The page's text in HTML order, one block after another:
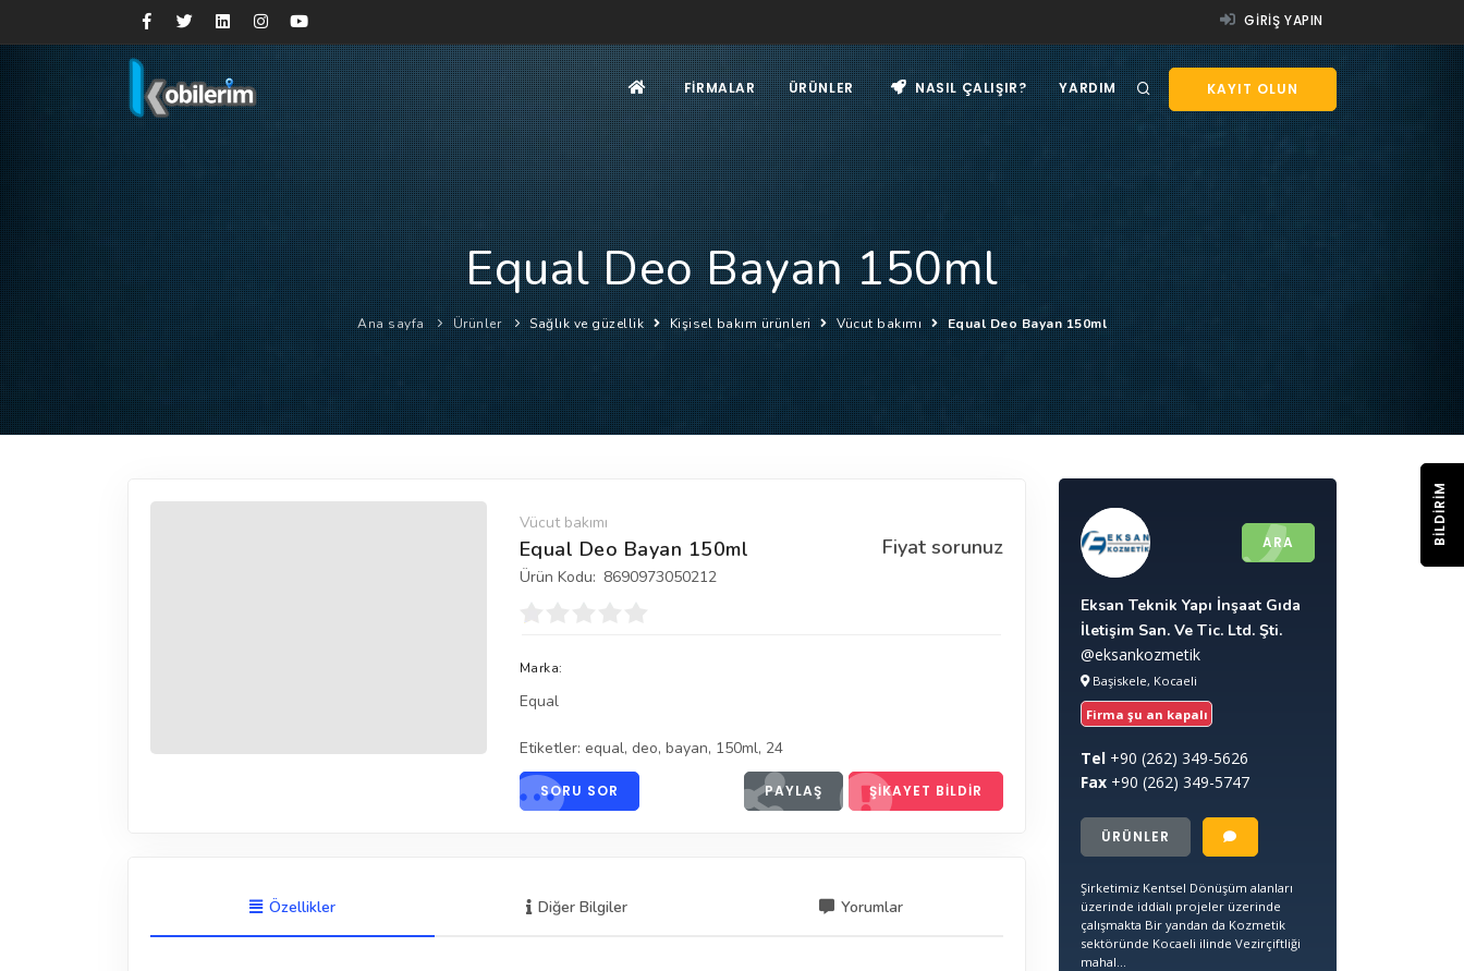
GIRIŞ YAPIN
KAYIT OLUN
FIRMALAR ÜRÜNLER NASIL ÇALIŞIR? YARDIM
Equal Deo Bayan 150ml
Ana sayfa Ürünler Sağlık ve güzellik Kişisel bakım ürünleri Vücut bakımı Equal Deo Bayan 150ml
Vücut bakımı
Fiyat sorunuz
Equal Deo Bayan 150ml
Ürün Kodu: 8690973050212
Marka:
Equal
Etiketler: equal, deo, bayan, 150ml, 24
SORU SOR PAYLAŞ ŞIKAYET BILDIR
Özellikler Diğer Bilgiler Yorumlar
ARA
Eksan Teknik Yapı İnşaat Gıda
İletişim San. Ve Tic. Ltd. Şti.
@eksankozmetik
Başiskele, Kocaeli
Firma şu an kapalı
Tel +90 (262) 349-5626
Fax +90 (262) 349-5747
ÜRÜNLER
Şirketimiz Kentsel Dönüşüm alanları
üzerinde iddialı projeler üzerinde
çalışmakta Bir yandan da Kozmetik
sektöründe Kocaeli ilinde Vezirçiftliği
mahal...
BILDIRIM